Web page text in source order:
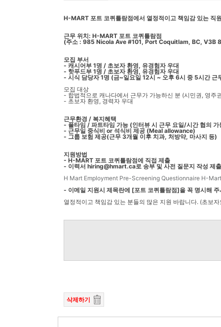
H-MART 포트 코퀴틀람점에서 열정적이고 책임감 있는 직
근무 위치: H-MART 포트 코퀴틀람점
(주소 : 985 Nicola Ave #101, Port Coquitlam, BC, V3B
모집 부서
- 캐시어부 1명 / 초보자 환영, 유경험자 우대
- 핫푸드부 1명 / 초보자 환영, 유경험자 우대
- 시식 담당자 1명 (금~일요일 12시 ~ 오후 6시 중 5시간 근
모집 대상
- 합법적으로 캐나다에서 근무가 가능하신 분 (시민권, 영주
- 초보자 환영, 경력자 우대
근무환경 / 복지혜택
- 풀타임 / 파트타임 가능 (인터뷰 시 근무 요일/시간 협의 가
- 근무일 중식비 or 석식비 제공 (Meal allowance)
- 그룹 보험 제공(근무 3개월 이후 치과, 처방약, 마사지 등)
지원방법
- H-MART 포트 코퀴틀람점에 직접 제출
- 이력서 hiring@hmart.ca로 송부 및 사전 질문지 작성 제
H Mart Employment Pre-Screening Questionnaire H-
- 이메일 지원시 제목란에 [포트 코퀴틀람점]을 꼭 명시해
열정적이고 책임감 있는 분들의 많은 지원 바랍니다. (초보
삭제하기